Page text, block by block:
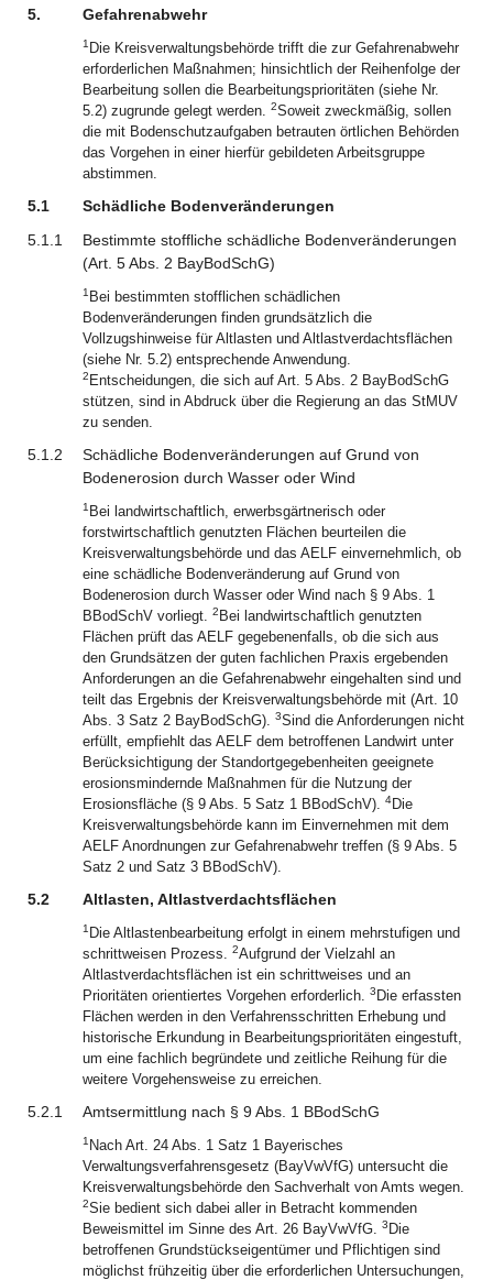
5. Gefahrenabwehr
1 Die Kreisverwaltungsbehörde trifft die zur Gefahrenabwehr
erforderlichen Maßnahmen; hinsichtlich der Reihenfolge der
Bearbeitung sollen die Bearbeitungsprioritäten (siehe Nr.
5.2) zugrunde gelegt werden. 2Soweit zweckmäßig, sollen
die mit Bodenschutzaufgaben betrauten örtlichen Behörden
das Vorgehen in einer hierfür gebildeten Arbeitsgruppe
abstimmen.
5.1
Schädliche Bodenveränderungen
5.1.1
Bestimmte stoffliche schädliche Bodenveränderungen
(Art. 5 Abs. 2 BayBodSchG)
1 Bei bestimmten stofflichen schädlichen
Bodenveränderungen finden grundsätzlich die
Vollzugshinweise für Altlasten und Altlastverdachtsflächen
(siehe Nr. 5.2) entsprechende Anwendung.
2 Entscheidungen, die sich auf Art. 5 Abs. 2 BayBodSchG
stützen, sind in Abdruck über die Regierung an das StMUV
zu senden.
5.1.2
Schädliche Bodenveränderungen auf Grund von
Bodenerosion durch Wasser oder Wind
1 Bei landwirtschaftlich, erwerbsgärtnerisch oder
forstwirtschaftlich genutzten Flächen beurteilen die
Kreisverwaltungsbehörde und das AELF einvernehmlich, ob
eine schädliche Bodenveränderung auf Grund von
Bodenerosion durch Wasser oder Wind nach § 9 Abs. 1
BBodSchV vorliegt. 2 Bei landwirtschaftlich genutzten
Flächen prüft das AELF gegebenenfalls, ob die sich aus
den Grundsätzen der guten fachlichen Praxis ergebenden
Anforderungen an die Gefahrenabwehr eingehalten sind und
teilt das Ergebnis der Kreisverwaltungsbehörde mit (Art. 10
Abs. 3 Satz 2 BayBodSchG). 3Sind die Anforderungen nicht
erfüllt, empfiehlt das AELF dem betroffenen Landwirt unter
Berücksichtigung der Standortgegebenheiten geeignete
erosionsmindernde Maßnahmen für die Nutzung der
Erosionsfläche (§ 9 Abs. 5 Satz 1 BBodSchV). 4Die
Kreisverwaltungsbehörde kann im Einvernehmen mit dem
AELF Anordnungen zur Gefahrenabwehr treffen (§ 9 Abs. 5
Satz 2 und Satz 3 BBodSchV).
5.2 Altlasten, Altlastverdachtsflächen
1 Die Altlastenbearbeitung erfolgt in einem mehrstufigen und
schrittweisen Prozess. 2Aufgrund der Vielzahl an
Altlastverdachtsflächen ist ein schrittweises und an
Prioritäten orientiertes Vorgehen erforderlich. 3 Die erfassten
Flächen werden in den Verfahrensschritten Erhebung und
historische Erkundung in Bearbeitungsprioritäten eingestuft,
um eine fachlich begründete und zeitliche Reihung für die
weitere Vorgehensweise zu erreichen.
5.2.1 Amtsermittlung nach § 9 Abs. 1 BBodSchG
1 Nach Art. 24 Abs. 1 Satz 1 Bayerisches
Verwaltungsverfahrensgesetz (BayVwVfG) untersucht die
Kreisverwaltungsbehörde den Sachverhalt von Amts wegen.
2Sie bedient sich dabei aller in Betracht kommenden
Beweismittel im Sinne des Art. 26 BayVwVfG. 3 Die
betroffenen Grundstückseigentümer und Pflichtigen sind
möglichst frühzeitig über die erforderlichen Untersuchungen,